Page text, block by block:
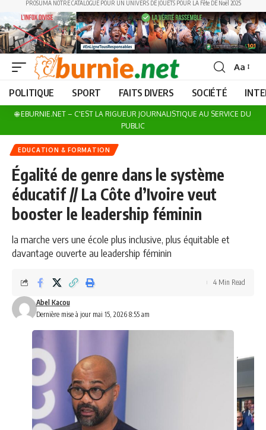
PROSUMA NOTRE CATALOGUE POUR UN UNIVERS DE JOUETS POUR LA Fête DE Noël 2025
Font
Resizer
Aa
POLITIQUE SPORT FAITS DIVERS SOCIÉTÉ
🌐 EBURNIE.NET – C'EST LA RIGUEUR JOURNALISTIQUE AU SERVICE DU
PUBLIC
EDUCATION & FORMATION
Égalité de genre dans le système
éducatif // La Côte d’Ivoire veut
booster le leadership féminin
la marche vers une école plus inclusive, plus équitable et
davantage ouverte au leadership féminin
Dernière mise à jour mai 15, 2026 8:55 am
Abel Kacou
4 Min Read